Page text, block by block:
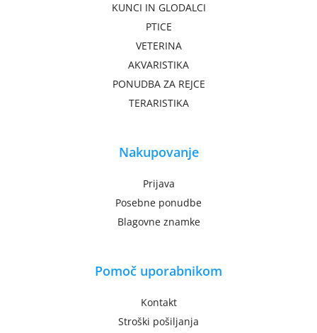
KUNCI IN GLODALCI
PTICE
VETERINA
AKVARISTIKA
PONUDBA ZA REJCE
TERARISTIKA
Nakupovanje
Prijava
Posebne ponudbe
Blagovne znamke
Pomoč uporabnikom
Kontakt
Stroški pošiljanja